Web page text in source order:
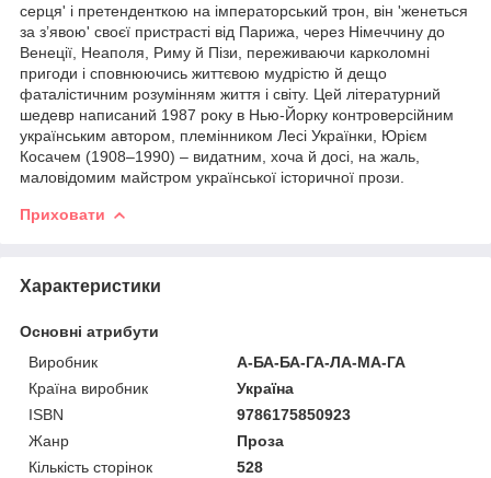
серця' і претенденткою на імператорський трон, він 'женеться
за з’явою' своєї пристрасті від Парижа, через Німеччину до
Венеції, Неаполя, Риму й Пізи, переживаючи карколомні
пригоди і сповнюючись життєвою мудрістю й дещо
фаталістичним розумінням життя і світу. Цей літературний
шедевр написаний 1987 року в Нью-Йорку контроверсійним
українським автором, племінником Лесі Українки, Юрієм
Косачем (1908–1990) – видатним, хоча й досі, на жаль,
маловідомим майстром української історичної прози.
Приховати
Характеристики
Основні атрибути
Виробник
А-БА-БА-ГА-ЛА-МА-ГА
Країна виробник
Україна
ISBN
9786175850923
Жанр
Проза
Кількість сторінок
528